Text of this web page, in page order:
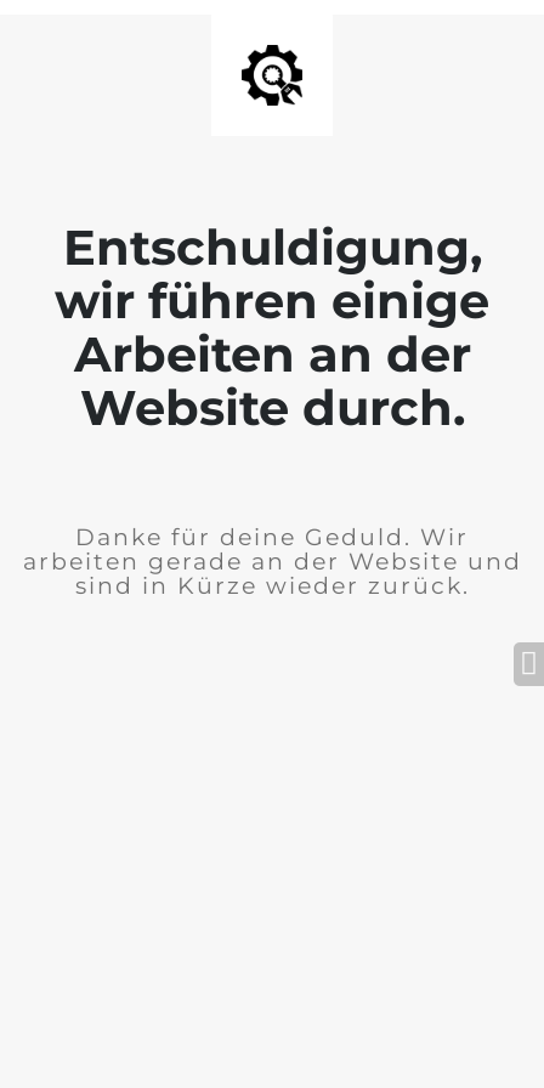
Entschuldigung,
wir führen einige
Arbeiten an der
Website durch.
Danke für deine Geduld. Wir
arbeiten gerade an der Website und
sind in Kürze wieder zurück.